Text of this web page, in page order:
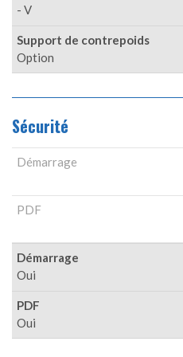
- V
Support de contrepoids
Option
Sécurité
Démarrage
PDF
Démarrage
Oui
PDF
Oui